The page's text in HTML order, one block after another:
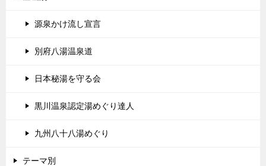
源泉かけ流し宣言
別府八湯温泉道
日本秘湯を守る会
黒川温泉認定湯めぐり達人
九州八十八湯めぐり
テーマ別